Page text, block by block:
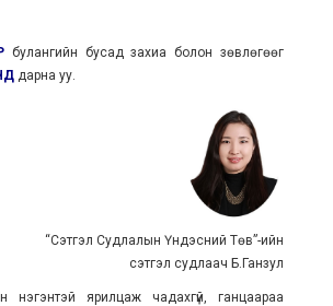
булангийн бусад захиа болон зөвлөгөөг
дарна уу.
“Сэтгэл Судлалын Үндэсний Төв”-ийн
сэтгэл судлаач Б.Ганзул
ярилцаж чадахгүй, ганцаараа